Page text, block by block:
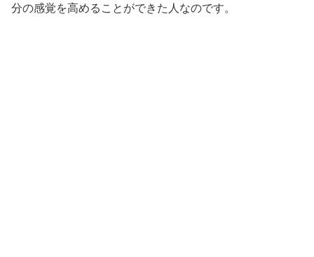
分の感覚を高めることができた人なのです。